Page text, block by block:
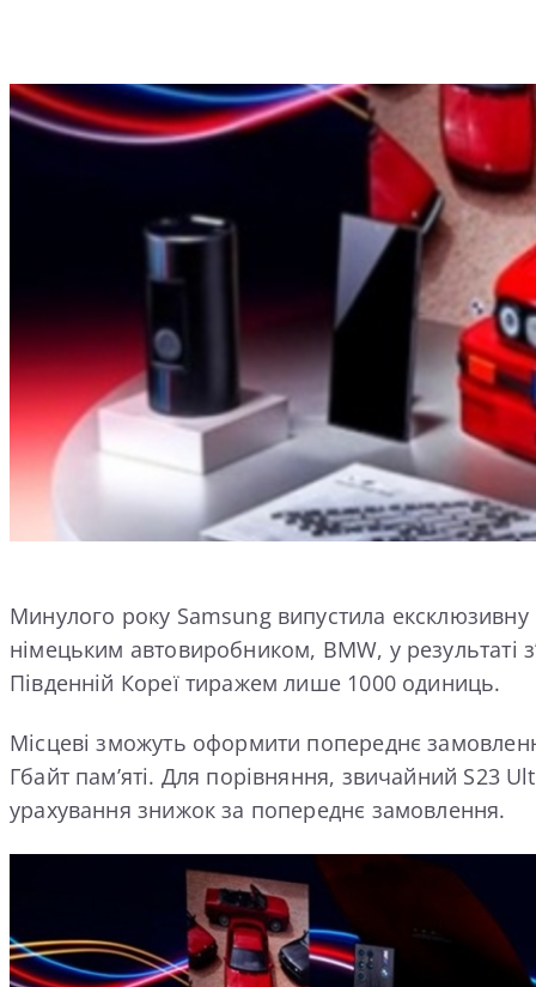
Минулого року Samsung випустила
німецьким автовиробником, BMW, у
Південній Кореї тиражем лише 1000 одиниць.
Місцеві зможуть оформити попереднє
Гбайт пам’яті. Для порівняння, звичайний S23
урахування знижок за попереднє замовлення.